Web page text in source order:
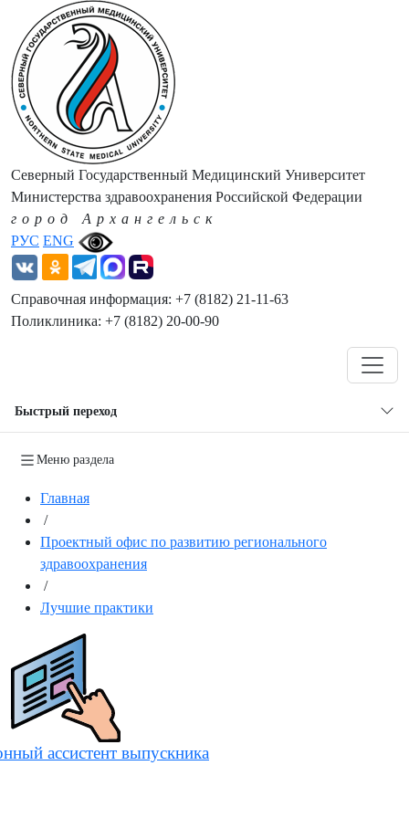
РУС ENG
Северный Государственный Медицинский Университет
Министерства здравоохранения Российской Федерации
город Архангельск
Справочная информация: +7 (8182) 21-11-63
Поликлиника: +7 (8182) 20-00-90
Быстрый переход
Меню раздела
Главная
/
Проектный офис по развитию регионального
здравоохранения
/
Лучшие практики
ассистент выпускника